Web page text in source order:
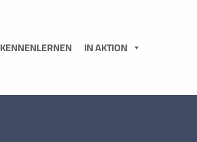
KENNENLERNEN IN AKTION